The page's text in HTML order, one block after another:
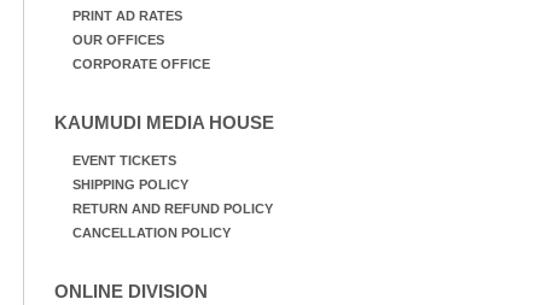
PRINT AD RATES
OUR OFFICES
CORPORATE OFFICE
KAUMUDI MEDIA HOUSE
EVENT TICKETS
SHIPPING POLICY
RETURN AND REFUND POLICY
CANCELLATION POLICY
ONLINE DIVISION